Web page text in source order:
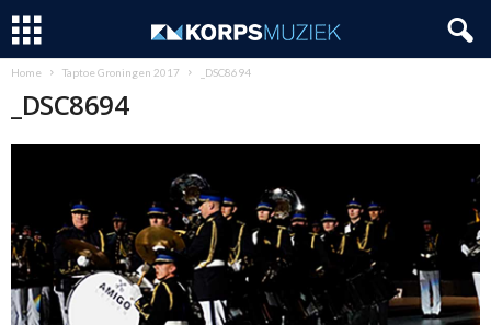
Home Taptoe Groningen 2017 _DSC8694
_DSC8694